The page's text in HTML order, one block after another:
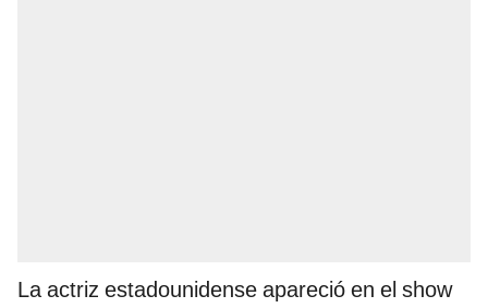
La actriz estadounidense apareció en el show